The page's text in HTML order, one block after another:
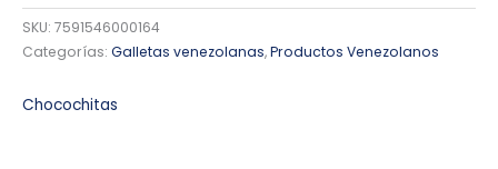
SKU: 7591546000164
Categorías: Galletas venezolanas,Productos Venezolanos
Chocochitas